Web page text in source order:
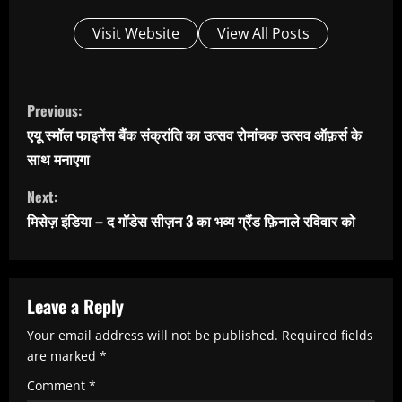
Visit Website View All Posts
C
o
n
t
i
e
R
e
Previous:
एयू स्मॉल फाइनेंस बैंक संक्रांति का उत्सव रोमांचक उत्सव ऑफ़र्स के
साथ मनाएगा
Next:
मिसेज़ इंडिया – द गॉडेस सीज़न 3 का भव्य ग्रैंड फ़िनाले रविवार को
Leave a Reply
Your email address will not be published. Required fields
are marked *
Comment *